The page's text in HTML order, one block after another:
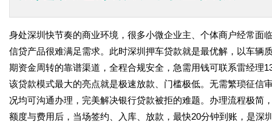
身处深圳快节奏的商业环境，很多小微企业主、个体商户经常面
信贷产品很难满足需求。此时深圳押车贷款就是最优解，以车辆
期资金周转的靠谱渠道，全程合规安全，急需用钱可联系雷经理
该贷款模式最大的亮点就是极速放款、门槛极低。无需繁琐征信
况均可沟通办理，完美解决银行贷款被拒的难题。办理流程极简
额度与费用后，当场签约、入库、放款，最快20分钟到账，是深